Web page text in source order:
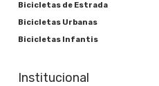
Bicicletas de Estrada
Bicicletas Urbanas
Bicicletas Infantis
Institucional